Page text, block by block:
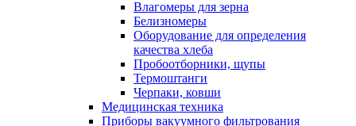
Влагомеры для зерна
Белизномеры
Оборудование для определения
качества хлеба
Пробоотборники, щупы
Термоштанги
Черпаки, ковши
Медицинская техника
Приборы вакуумного фильтрования